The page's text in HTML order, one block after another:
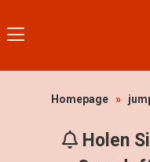
Homepage »
Holen